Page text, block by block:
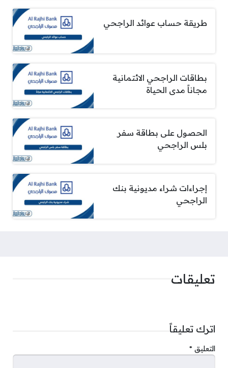
طريقة حساب عوائد الراجحي
بطاقات الراجحي الائتمانية
مجاناً مدى الحياة
الحصول على بطاقة سفر
بلس الراجحي
إجراءات شراء مديونية بنك
الراجحي
تعليقات
اترك تعليقاً
التعليق *